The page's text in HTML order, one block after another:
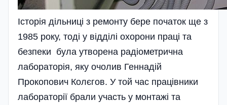
Історія дільниці з ремонту бере початок ще з
1985 року, тоді у відділі охорони праці та
безпеки була утворена радіометрична
лабораторія, яку очолив Геннадій
Прокопович Колєгов. У той час працівники
лабораторії брали участь у монтажі та